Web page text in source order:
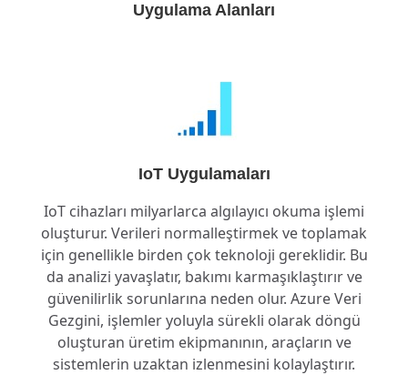
Uygulama Alanları
IoT Uygulamaları
IoT cihazları milyarlarca algılayıcı okuma işlemi
oluşturur. Verileri normalleştirmek ve toplamak
için genellikle birden çok teknoloji gereklidir. Bu
da analizi yavaşlatır, bakımı karmaşıklaştırır ve
güvenilirlik sorunlarına neden olur. Azure Veri
Gezgini, işlemler yoluyla sürekli olarak döngü
oluşturan üretim ekipmanının, araçların ve
sistemlerin uzaktan izlenmesini kolaylaştırır.